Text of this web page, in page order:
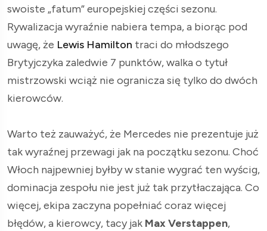
swoiste „fatum” europejskiej części sezonu.
Rywalizacja wyraźnie nabiera tempa, a biorąc pod
uwagę, że Lewis Hamilton traci do młodszego
Brytyjczyka zaledwie 7 punktów, walka o tytuł
mistrzowski wciąż nie ogranicza się tylko do dwóch
kierowców.
Warto też zauważyć, że Mercedes nie prezentuje już
tak wyraźnej przewagi jak na początku sezonu. Choć
Włoch najpewniej byłby w stanie wygrać ten wyścig,
dominacja zespołu nie jest już tak przytłaczająca. Co
więcej, ekipa zaczyna popełniać coraz więcej
błędów, a kierowcy, tacy jak MaxVerstappen,